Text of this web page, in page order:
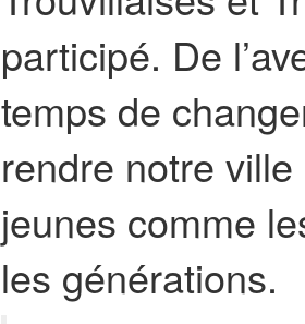
participé. De
temps de
rendre notre
jeunes comme
les générations.